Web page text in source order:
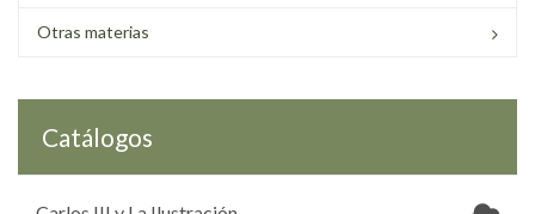
Otras materias
Catálogos